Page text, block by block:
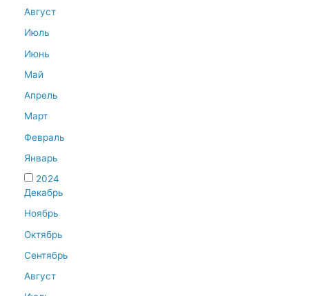
Август
Июль
Июнь
Май
Апрель
Март
Февраль
Январь
2024
Декабрь
Ноябрь
Октябрь
Сентябрь
Август